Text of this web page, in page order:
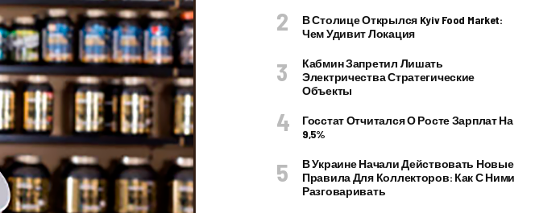
В Столице Открылся Kyiv Food Market:
Чем Удивит Локация
Кабмин Запретил Лишать
Электричества Стратегические
Объекты
Госстат Отчитался О Росте Зарплат На
9,5%
В Украине Начали Действовать Новые
Правила Для Коллекторов: Как С Ними
Разговаривать